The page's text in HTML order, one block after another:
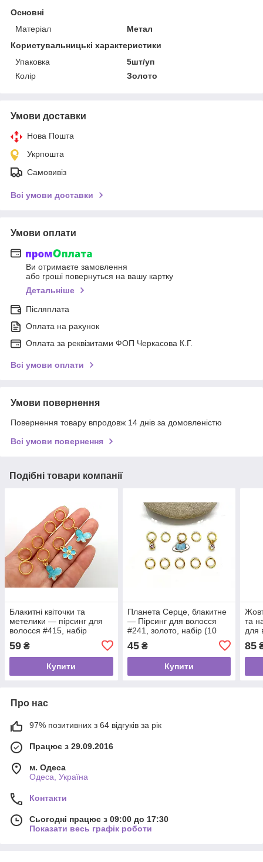
Основні
Матеріал
Метал
Користувальницькі характеристики
Упаковка
5шт/уп
Колір
Золото
Умови доставки
Нова Пошта
Укрпошта
Самовивіз
Всі умови доставки
Умови оплати
Ви отримаєте замовлення
або гроші повернуться на вашу картку
Детальніше
Післяплата
Оплата на рахунок
Оплата за реквізитами ФОП Черкасова К.Г.
Всі умови оплати
Умови повернення
Повернення товару впродовж 14 днів за домовленістю
Всі умови повернення
Подібні товари компанії
Блакитні квіточки та
метелики — пірсинг для
волосся #415, набір
59 ₴
Купити
Планета Серце, блакитне
— Пірсинг для волосся
#241, золото, набір (10
45₴
Купити
та
для
85
Про нас
97% позитивних з 64 відгуків за рік
Працює з 29.09.2016
м. Одеса
Одеса, Україна
Контакти
Сьогодні працює з 09:00 до 17:30
Показати весь графік роботи